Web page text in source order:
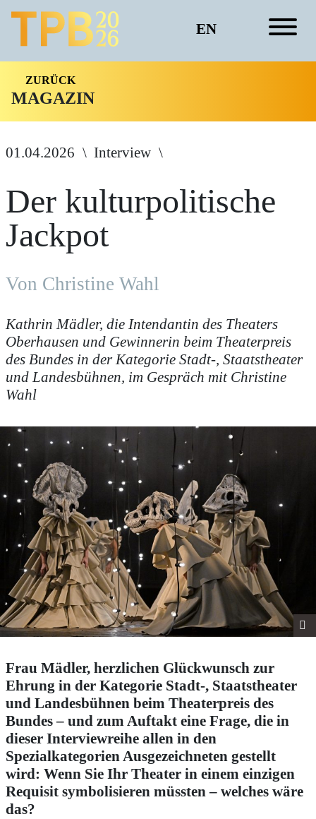
EN
ZURÜCK
MAGAZIN
01.04.2026 Interview
Der kulturpolitische
Jackpot
Von Christine Wahl
Kathrin Mädler, die Intendantin des Theaters
Oberhausen und Gewinnerin beim Theaterpreis
des Bundes in der Kategorie Stadt-, Staatstheater
und Landesbühnen, im Gespräch mit Christine
Wahl
Frau Mädler, herzlichen Glückwunsch zur
Ehrung in der Kategorie Stadt-, Staatstheater
und Landesbühnen beim Theaterpreis des
Bundes – und zum Auftakt eine Frage, die in
dieser Interviewreihe allen in den
Spezialkategorien Ausgezeichneten gestellt
wird: Wenn Sie Ihr Theater in einem einzigen
Requisit symbolisieren müssten – welches wäre
das?